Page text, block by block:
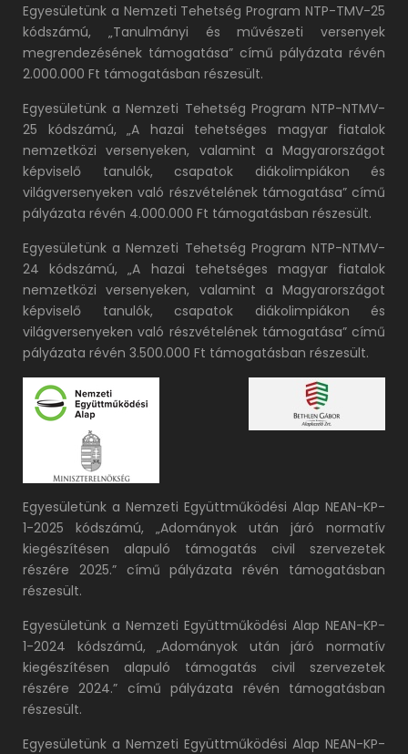
Egyesületünk a Nemzeti Tehetség Program NTP-TMV-25
kódszámú, „Tanulmányi és művészeti versenyek
megrendezésének támogatása” című pályázata révén
2.000.000 Ft támogatásban részesült.
Egyesületünk a Nemzeti Tehetség Program NTP-NTMV-
25 kódszámú, „A hazai tehetséges magyar fiatalok
nemzetközi versenyeken, valamint a Magyarországot
képviselő tanulók, csapatok diákolimpiákon és
világversenyeken való részvételének támogatása” című
pályázata révén 4.000.000 Ft támogatásban részesült.
Egyesületünk a Nemzeti Tehetség Program NTP-NTMV-
24 kódszámú, „A hazai tehetséges magyar fiatalok
nemzetközi versenyeken, valamint a Magyarországot
képviselő tanulók, csapatok diákolimpiákon és
világversenyeken való részvételének támogatása” című
pályázata révén 3.500.000 Ft támogatásban részesült.
Egyesületünk a Nemzeti Együttműködési Alap NEAN-KP-
1-2025 kódszámú, „Adományok után járó normatív
kiegészítésen alapuló támogatás civil szervezetek
részére 2025.” című pályázata révén támogatásban
részesült.
Egyesületünk a Nemzeti Együttműködési Alap NEAN-KP-
1-2024 kódszámú, „Adományok után járó normatív
kiegészítésen alapuló támogatás civil szervezetek
részére 2024.” című pályázata révén támogatásban
részesült.
Egyesületünk a Nemzeti Együttműködési Alap NEAN-KP-